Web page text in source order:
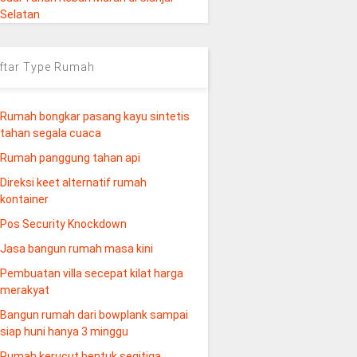
Selatan
Type Rumah
Rumah bongkar pasang kayu sintetis
tahan segala cuaca
Rumah panggung tahan api
Direksi keet alternatif rumah
kontainer
Pos Security Knockdown
Jasa bangun rumah masa kini
Pembuatan villa secepat kilat harga
merakyat
Bangun rumah dari bowplank sampai
siap huni hanya 3 minggu